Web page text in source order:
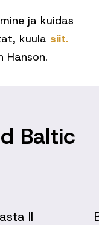
ja kuidas
kuula siit.
Hanson.
Baltic
II